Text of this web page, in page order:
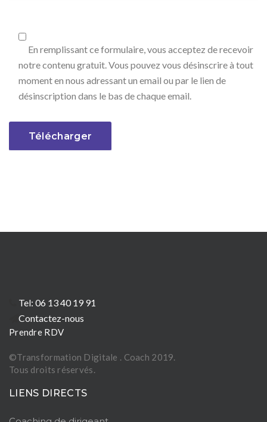
En remplissant ce formulaire, vous acceptez de recevoir
notre contenu gratuit. Vous pouvez vous désinscrire à tout
moment en nous adressant un email ou par le lien de
désinscription dans le bas de chaque email.
Tel: 06 13 40 19 91
Contactez-nous
Prendre RDV
©Transformation Digitale . Coach 2019.
Tous droits réservés.
LIENS DIRECTS